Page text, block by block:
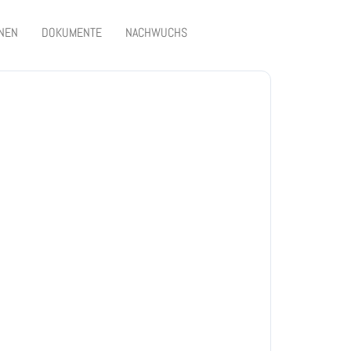
DOKUMENTE NACHWUCHS
Erdkunde